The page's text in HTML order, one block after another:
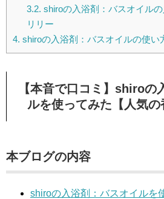
3.2. shiroの入浴剤：バスオイル
リリー
4. shiroの入浴剤：バスオイルの使い
【本音で口コミ】shiroの
ルを使ってみた【人気の
本ブログの内容
shiroの入浴剤：バスオイルを